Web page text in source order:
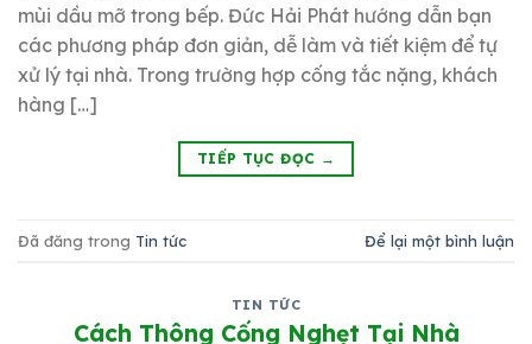
mùi dầu mỡ trong bếp. Đức Hải Phát hướng dẫn bạn
các phương pháp đơn giản, dễ làm và tiết kiệm để tự
xử lý tại nhà. Trong trường hợp cống tắc nặng, khách
hàng […]
TIẾP TỤC ĐỌC →
Đã đăng trong Tin tức Để lại một bình luận
TIN TỨC
Cách Thông Cống Nghẹt Tại Nhà